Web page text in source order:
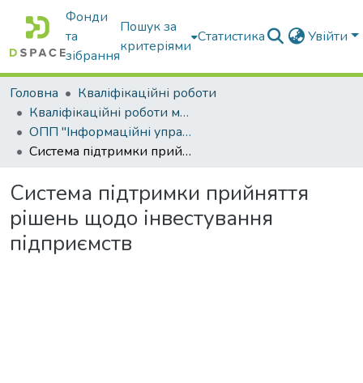
Фонди
та
зібрання
Пошук за
критеріями
Статистика Увійти
Головна
Кваліфікаційні роботи
Кваліфікаційні роботи магістрів
ОПП "Інформаційні управляючі системи та технології"
Система підтримки прийняття рішень щодо інвестування підприємств
Система підтримки прийняття
рішень щодо інвестування
підприємств